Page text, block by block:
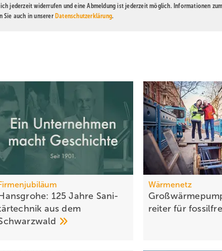
ich jederzeit widerrufen und eine Abmeldung ist jederzeit möglich. Informationen
Sie auch in unserer Datenschutzerklärung.
Firmenjubiläum
Hansgrohe: 125 Jahre Sa­ni­
aus dem
Wärmenetz
rei­ter für